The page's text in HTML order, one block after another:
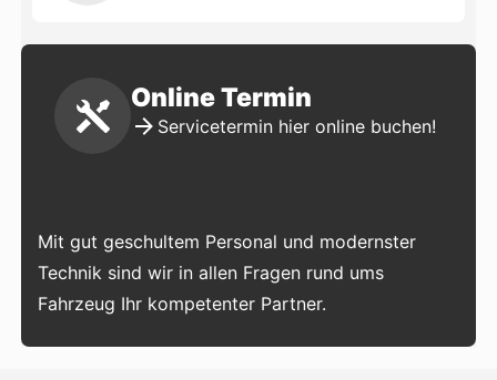
Online Termin
Servicetermin hier online buchen!
Mit gut geschultem Personal und modernster
Technik sind wir in allen Fragen rund ums
Fahrzeug Ihr kompetenter Partner.